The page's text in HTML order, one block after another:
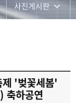
사진게시판
전공자료실
동아리
'벚꽃세봄'
축하공연